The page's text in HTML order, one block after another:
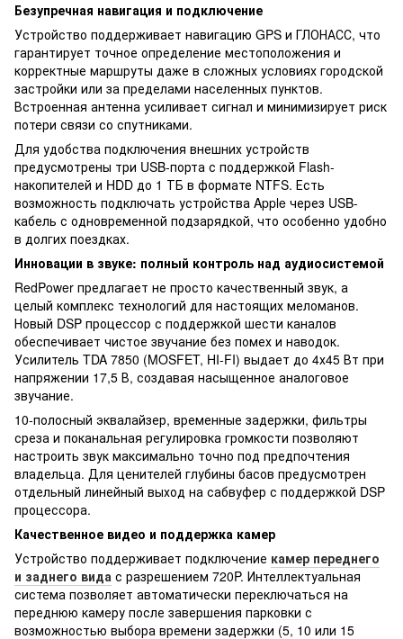
Безупречная навигация и подключение
Устройство поддерживает навигацию GPS и ГЛОНАСС, что
гарантирует точное определение местоположения и
корректные маршруты даже в сложных условиях городской
застройки или за пределами населенных пунктов.
Встроенная антенна усиливает сигнал и минимизирует риск
потери связи со спутниками.
Для удобства подключения внешних устройств
предусмотрены три USB-порта с поддержкой Flash-
накопителей и HDD до 1 ТБ в формате NTFS. Есть
возможность подключать устройства Apple через USB-
кабель с одновременной подзарядкой, что особенно удобно
в долгих поездках.
Инновации в звуке: полный контроль над аудиосистемой
RedPower предлагает не просто качественный звук, а
целый комплекс технологий для настоящих меломанов.
Новый DSP процессор с поддержкой шести каналов
обеспечивает чистое звучание без помех и наводок.
Усилитель TDA 7850 (MOSFET, HI-FI) выдает до 4х45 Вт при
напряжении 17,5 В, создавая насыщенное аналоговое
звучание.
10-полосный эквалайзер, временные задержки, фильтры
среза и поканальная регулировка громкости позволяют
настроить звук максимально точно под предпочтения
владельца. Для ценителей глубины басов предусмотрен
отдельный линейный выход на сабвуфер с поддержкой DSP
процессора.
Качественное видео и поддержка камер
Устройство поддерживает подключение камер переднего
и заднего вида с разрешением 720P. Интеллектуальная
система позволяет автоматически переключаться на
переднюю камеру после завершения парковки с
возможностью выбора времени задержки (5, 10 или 15